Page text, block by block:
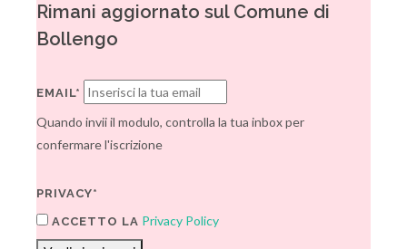
Rimani aggiornato sul Comune di
Bollengo
EMAIL*
Quando invii il modulo, controlla la tua inbox per
confermare l'iscrizione
PRIVACY*
ACCETTO LA Privacy Policy